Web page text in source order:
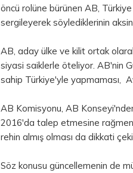
öncü rolüne bürünen AB,
sergileyerek söylediklerinin
AB, aday ülke ve kilit ortak
siyasi saiklerle öteliyor. AB'nin
sahip Türkiye'yle yapmaması,
AB Komisyonu, AB
2016'da talep etmesine rağmen
rehin almış olması da dikkati
Söz konusu güncellemenin de